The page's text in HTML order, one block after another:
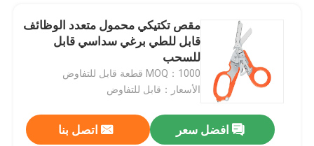
مقص تكتيكي محمول متعدد الوظائف
قابل للطي برغي سداسي قابل
للسحب
MOQ：1000 قطعة قابل للتفاوض
الأسعار：قابل للتفاوض
افضل سعر اتصل بنا